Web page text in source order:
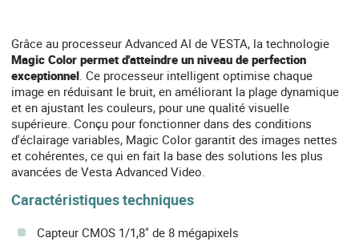
Grâce au processeur Advanced AI de VESTA, la technologie
Magic Color permet d'atteindre un niveau de perfection
exceptionnel. Ce processeur intelligent optimise chaque
image en réduisant le bruit, en améliorant la plage dynamique
et en ajustant les couleurs, pour une qualité visuelle
supérieure. Conçu pour fonctionner dans des conditions
d'éclairage variables, Magic Color garantit des images nettes
et cohérentes, ce qui en fait la base des solutions les plus
avancées de Vesta Advanced Video.
Caractéristiques techniques
Capteur CMOS 1/1,8" de 8 mégapixels